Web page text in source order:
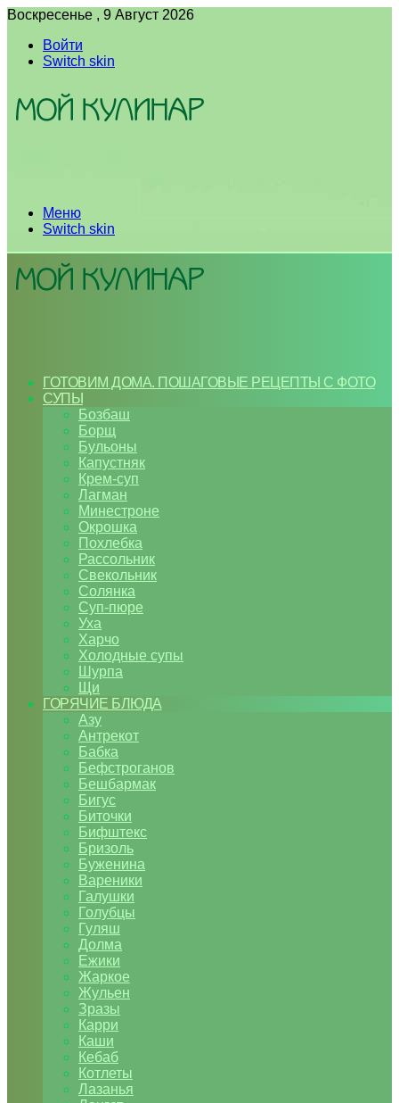
Воскресенье , 9 Август 2026
Войти
Switch skin
Меню
Switch skin
ГОТОВИМ ДОМА. ПОШАГОВЫЕ РЕЦЕПТЫ С ФОТО
СУПЫ
Бозбаш
Борщ
Бульоны
Капустняк
Крем-суп
Лагман
Минестроне
Окрошка
Похлебка
Рассольник
Свекольник
Солянка
Суп-пюре
Уха
Харчо
Холодные супы
Шурпа
Щи
ГОРЯЧИЕ БЛЮДА
Азу
Антрекот
Бабка
Бефстроганов
Бешбармак
Бигус
Биточки
Бифштекс
Бризоль
Буженина
Вареники
Галушки
Голубцы
Гуляш
Долма
Ежики
Жаркое
Жульен
Зразы
Карри
Каши
Кебаб
Котлеты
Лазанья